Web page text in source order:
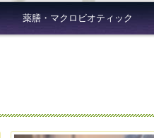
薬膳・マクロビオティック